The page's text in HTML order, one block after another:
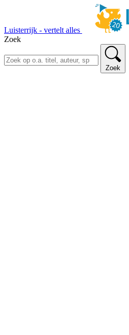
Luisterrijk - vertelt alles
Zoek
Zoek